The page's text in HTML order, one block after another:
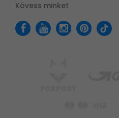
Kövess minket